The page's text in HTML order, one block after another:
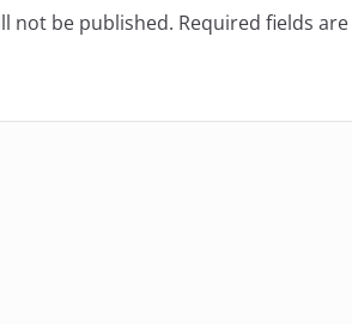
not be published. Required fields